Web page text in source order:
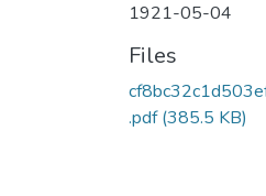
1921-05-04
Files
.pdf(385.5 KB)